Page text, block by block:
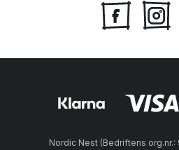
Nordic Nest (Bedriftens